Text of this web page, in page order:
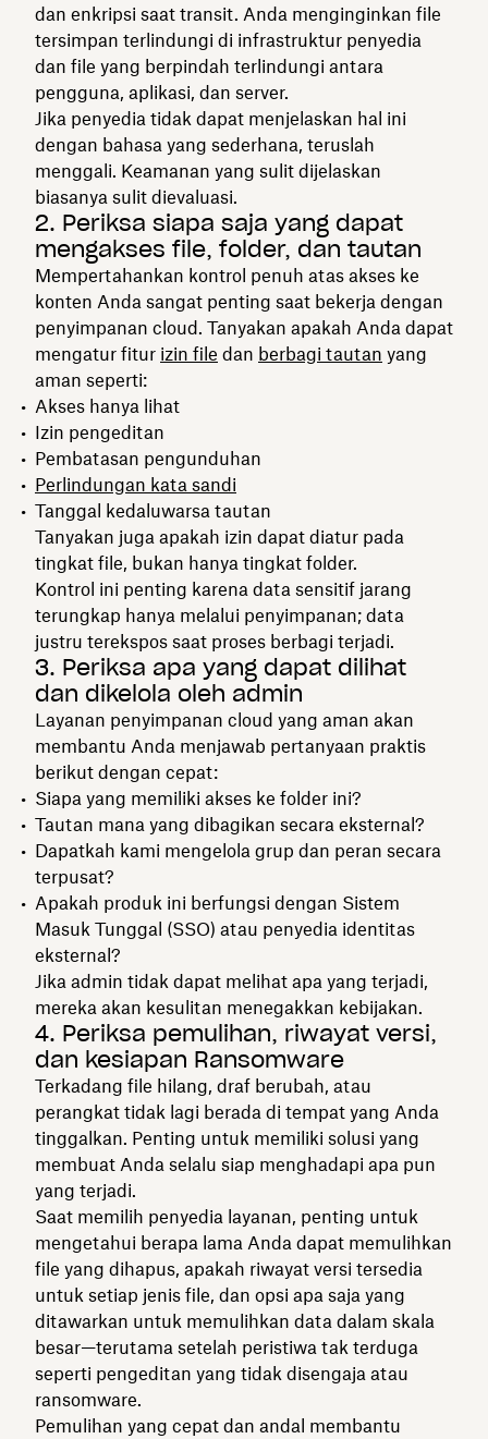
dan enkripsi saat transit. Anda menginginkan file
tersimpan terlindungi di infrastruktur penyedia
dan file yang berpindah terlindungi antara
pengguna, aplikasi, dan server.
Jika penyedia tidak dapat menjelaskan hal ini
dengan bahasa yang sederhana, teruslah
menggali. Keamanan yang sulit dijelaskan
biasanya sulit dievaluasi.
2. Periksa siapa saja yang dapat
mengakses file, folder, dan tautan
Mempertahankan kontrol penuh atas akses ke
konten Anda sangat penting saat bekerja dengan
penyimpanan cloud. Tanyakan apakah Anda dapat
mengatur fitur izin file dan berbagi tautan yang
aman seperti:
Akses hanya lihat
Izin pengeditan
Pembatasan pengunduhan
Perlindungan kata sandi
Tanggal kedaluwarsa tautan
Tanyakan juga apakah izin dapat diatur pada
tingkat file, bukan hanya tingkat folder.
Kontrol ini penting karena data sensitif jarang
terungkap hanya melalui penyimpanan; data
justru terekspos saat proses berbagi terjadi.
3. Periksa apa yang dapat dilihat
dan dikelola oleh admin
Layanan penyimpanan cloud yang aman akan
membantu Anda menjawab pertanyaan praktis
berikut dengan cepat:
Siapa yang memiliki akses ke folder ini?
Tautan mana yang dibagikan secara eksternal?
Dapatkah kami mengelola grup dan peran secara
terpusat?
Apakah produk ini berfungsi dengan Sistem
Masuk Tunggal (SSO) atau penyedia identitas
eksternal?
Jika admin tidak dapat melihat apa yang terjadi,
mereka akan kesulitan menegakkan kebijakan.
4. Periksa pemulihan, riwayat versi,
dan kesiapan Ransomware
Terkadang file hilang, draf berubah, atau
perangkat tidak lagi berada di tempat yang Anda
tinggalkan. Penting untuk memiliki solusi yang
membuat Anda selalu siap menghadapi apa pun
yang terjadi.
Saat memilih penyedia layanan, penting untuk
mengetahui berapa lama Anda dapat memulihkan
file yang dihapus, apakah riwayat versi tersedia
untuk setiap jenis file, dan opsi apa saja yang
ditawarkan untuk memulihkan data dalam skala
besar—terutama setelah peristiwa tak terduga
seperti pengeditan yang tidak disengaja atau
ransomware.
Pemulihan yang cepat dan andal membantu